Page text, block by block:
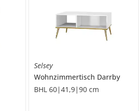
Selsey
Wohnzimmertisch Darrby
BHL 60|41,9|90 cm